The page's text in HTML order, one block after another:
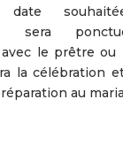
sera
le prêtre ou
la célébration
au